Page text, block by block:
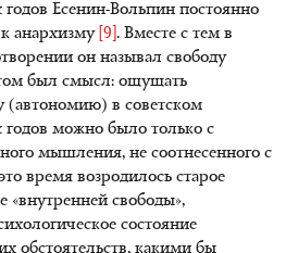
годов Есенин-Вольпин постоянно
анархизму [9] . Вместе с тем в
он называл свободу
был смысл: ощущать
(автономию) в советском
годов можно было только с
мышления, не соотнесенного с
время возродилось старое
«внутренней свободы»,
состояние
обстоятельств, какими бы